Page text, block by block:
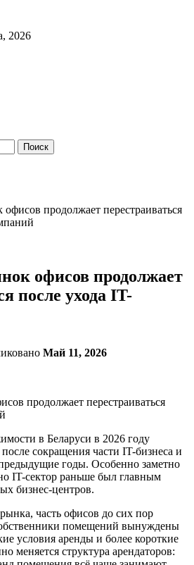
2026
продолжает перестраиваться
офисов продолжает
после ухода IT-
Май 11, 2026
в Беларуси в 2026 году
сокращения части IT-бизнеса и
годы. Особенно заметно
IT-сектор раньше был главным
бизнес-центров.
часть офисов до сих пор
помещений вынуждены
условия аренды и более короткие
меняется структура арендаторов: